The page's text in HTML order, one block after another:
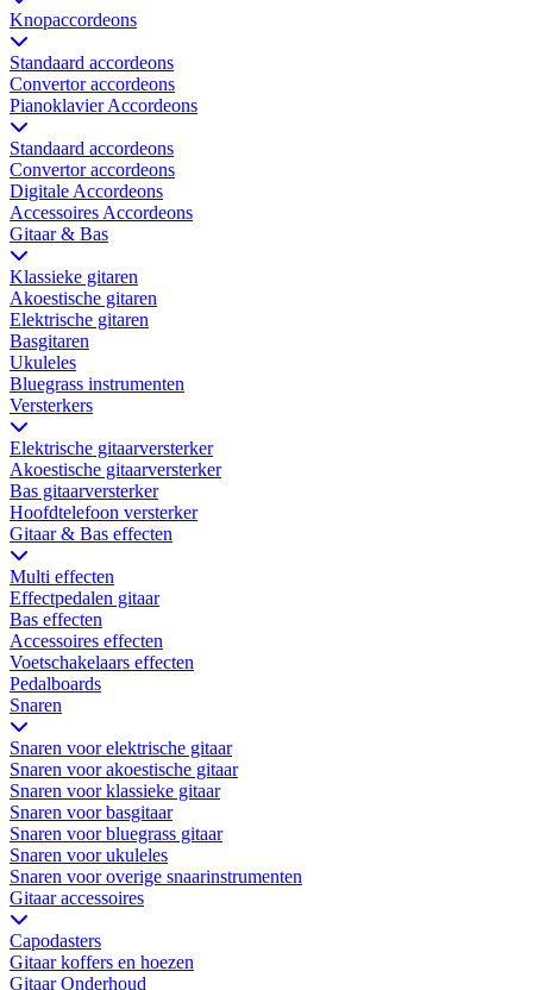
Knopaccordeons
Standaard accordeons
Convertor accordeons
Pianoklavier Accordeons
Standaard accordeons
Convertor accordeons
Digitale Accordeons
Accessoires Accordeons
Gitaar & Bas
Klassieke gitaren
Akoestische gitaren
Elektrische gitaren
Basgitaren
Ukuleles
Bluegrass instrumenten
Versterkers
Elektrische gitaarversterker
Akoestische gitaarversterker
Bas gitaarversterker
Hoofdtelefoon versterker
Gitaar & Bas effecten
Multi effecten
Effectpedalen gitaar
Bas effecten
Accessoires effecten
Voetschakelaars effecten
Pedalboards
Snaren
Snaren voor elektrische gitaar
Snaren voor akoestische gitaar
Snaren voor klassieke gitaar
Snaren voor basgitaar
Snaren voor bluegrass gitaar
Snaren voor ukuleles
Snaren voor overige snaarinstrumenten
Gitaar accessoires
Capodasters
Gitaar koffers en hoezen
Gitaar Onderhoud